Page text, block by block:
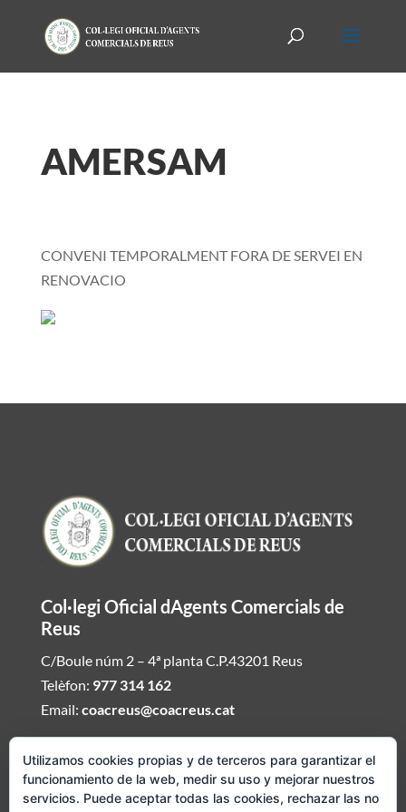
AMERSAM
CONVENI TEMPORALMENT FORA DE SERVEI EN
RENOVACIO
Col·legi Oficial dAgents Comercials de
Reus
C/Boule núm 2 – 4ª planta C.P.43201 Reus
Telèfon: 977 314 162
Email: coacreus@coacreus.cat
Horari del Col·legi dAgents Comercials
De dilluns a divendres de 16:00h a 19:30h
Utilizamos cookies propias y de terceros para garantizar el
funcionamiento de la web, medir su uso y mejorar nuestros
servicios. Puede aceptar todas las cookies, rechazar las no